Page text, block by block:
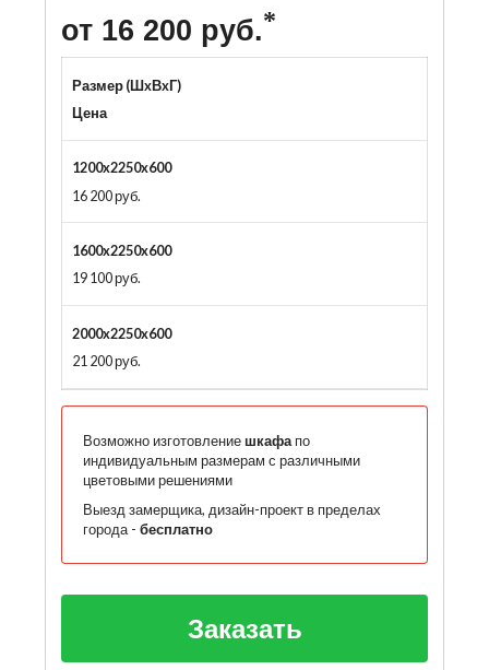
от 16 200 руб.
Размер (ШxВxГ)
Цена
1200x2250x600
16 200 руб.
1600x2250x600
19 100 руб.
2000x2250x600
21 200 руб.
Возможно изготовление шкафапо
индивидуальным размерам с различными
цветовыми решениями
Выезд замерщика, дизайн-проект в пределах
города - бесплатно
Заказать